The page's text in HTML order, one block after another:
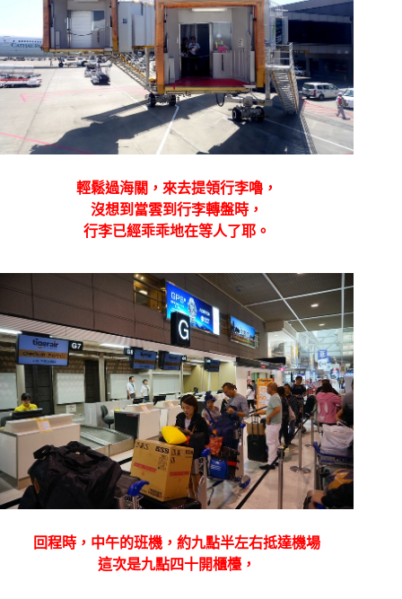
輕鬆過海關，來去提領行李嚕，
沒想到當雲到行李轉盤時，
行李已經乖乖地在等人了耶。
回程時，中午的班機，約九點半左右抵達機場
這次是九點四十開櫃檯，